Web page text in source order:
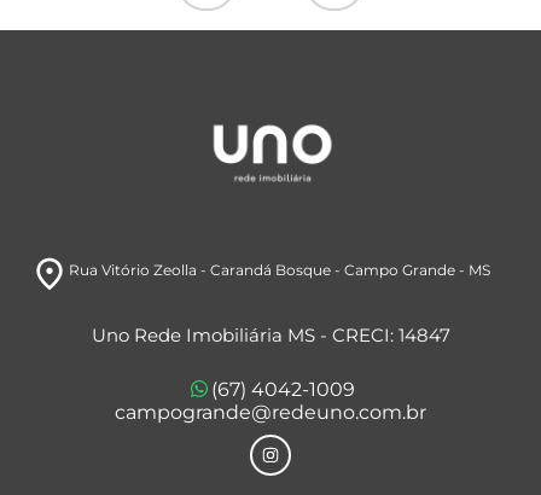
room Rua Vitório Zeolla - Carandá Bosque- Campo Grande- MS
Uno Rede Imobiliária MS - CRECI: 14847
(67) 4042-1009
campogrande@redeuno.com.br